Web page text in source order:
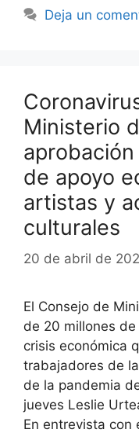
Deja un
Ministerio
de apoyo
artistas y
culturales
20 de abril de
El Consejo de
de 20 millones
crisis económica
trabajadores de
de la pandemia
jueves Leslie
En entrevista con